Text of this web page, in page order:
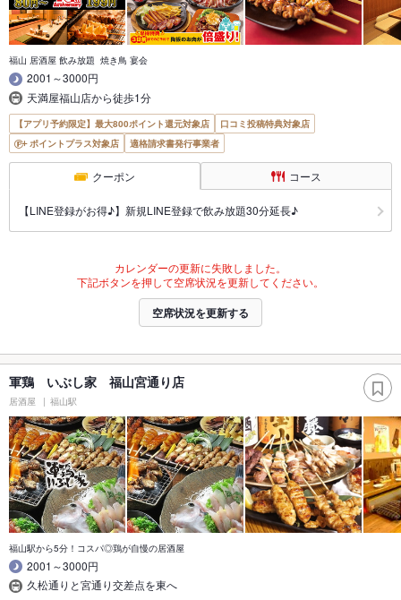
福山 居酒屋 飲み放題 焼き鳥 宴会
2001～3000円
天満屋福山店から徒歩1分
【アプリ予約限定】最大800ポイント還元対象店
口コミ投稿特典対象店
ポイントプラス対象店
適格請求書発行事業者
クーポン コース
【LINE登録がお得♪】新規LINE登録で飲み放題30分延長♪
カレンダーの更新に失敗しました。
下記ボタンを押して空席状況を更新してください。
空席状況を更新する
軍鶏 いぶし家 福山宮通り店
居酒屋 福山駅
福山駅から5分！コスパ◎鶏が自慢の居酒屋
2001～3000円
久松通りと宮通り交差点を東へ